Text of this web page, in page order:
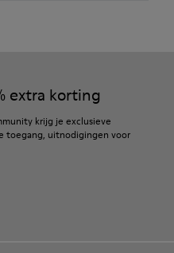
- 14% Hilo PU - 11%
en
Guide
extra korting
krijg je exclusieve
toegang, uitnodigingen voor